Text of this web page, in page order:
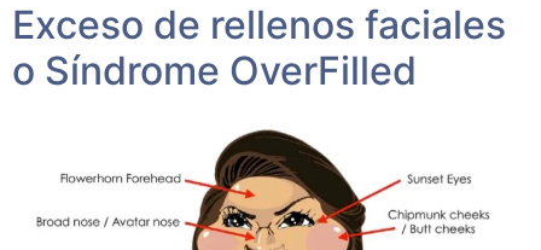
Exceso de rellenos faciales
o Síndrome OverFilled